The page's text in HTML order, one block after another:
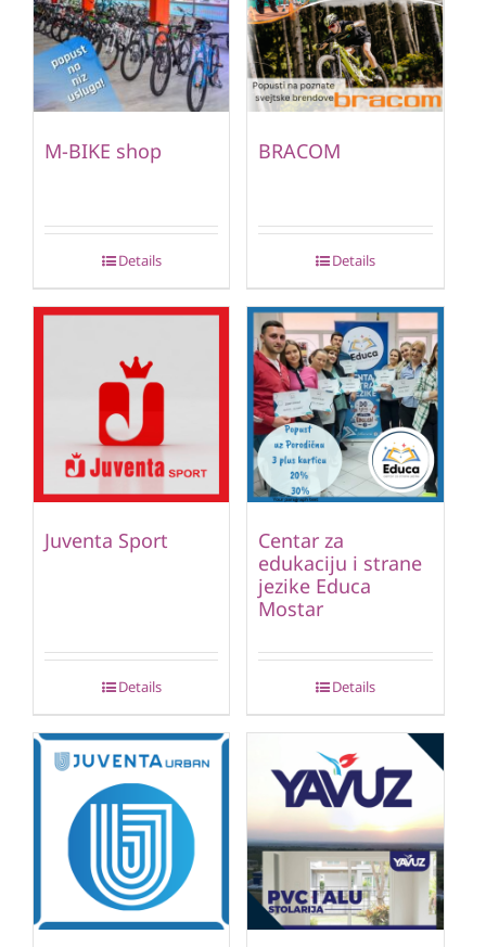
M-BIKE shop
Details
BRACOM
Details
Juventa Sport
Details
Centar za
edukaciju i strane
jezike Educa
Mostar
Details